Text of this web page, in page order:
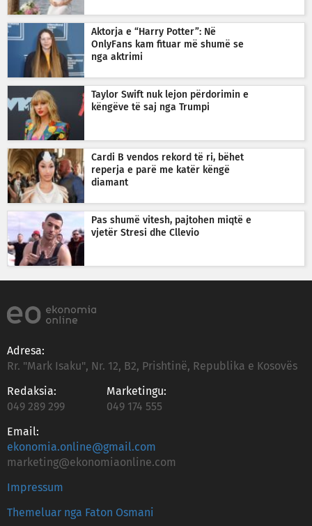
Aktorja e “Harry Potter”: Në
OnlyFans kam fituar më shumë se
nga aktrimi
Taylor Swift nuk lejon përdorimin e
këngëve të saj nga Trumpi
Cardi B vendos rekord të ri, bëhet
reperja e parë me katër këngë
diamant
Pas shumë vitesh, pajtohen miqtë e
vjetër Stresi dhe Cllevio
Adresa:
Rr. "Mark Isaku", Nr. 12, B2, Prishtinë, Republika e Kosovës
Redaksia:
049 289 299
Marketingu:
049 174 555
Email:
ekonomia.online@gmail.com
marketing@ekonomiaonline.com
Impressum
Themeluar nga Faton Osmani